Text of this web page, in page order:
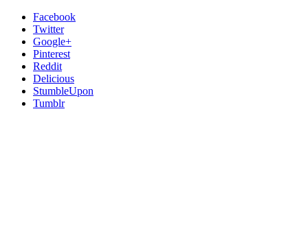
Facebook
Twitter
Google+
Pinterest
Reddit
Delicious
StumbleUpon
Tumblr